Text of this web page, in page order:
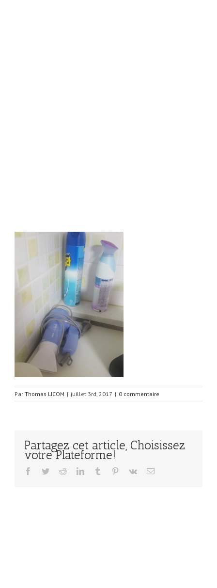
Par Thomas LICOM | juillet 3rd, 2017 | 0 commentaire
Partagez cet article, Choisissez
votre Plateforme!
Facebook
TwitterRedditLinkedInTumblr Pinterest
Vk Email